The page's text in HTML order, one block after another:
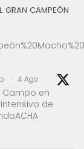
GRAN CAMPEÓN
· 4 Ago
Campo en
de